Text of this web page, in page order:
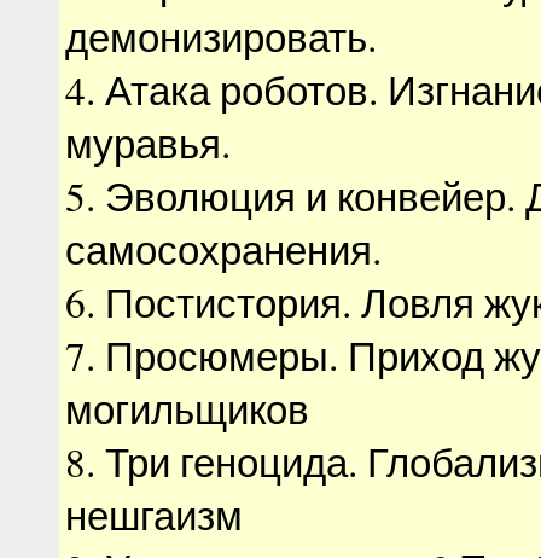
демонизировать.
4. Атака роботов.
муравья.
5. Эволюция и конвейер.
самосохранения.
6. Постистория. Ловля
7. Просюмеры. Приход
могильщиков
8. Три геноцида.
нешгаизм